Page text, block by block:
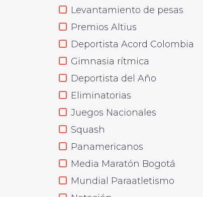
Levantamiento de pesas
Premios Altius
Deportista Acord Colombia
Gimnasia rítmica
Deportista del Año
Eliminatorias
Juegos Nacionales
Squash
Panamericanos
Media Maratón Bogotá
Mundial Paraatletismo